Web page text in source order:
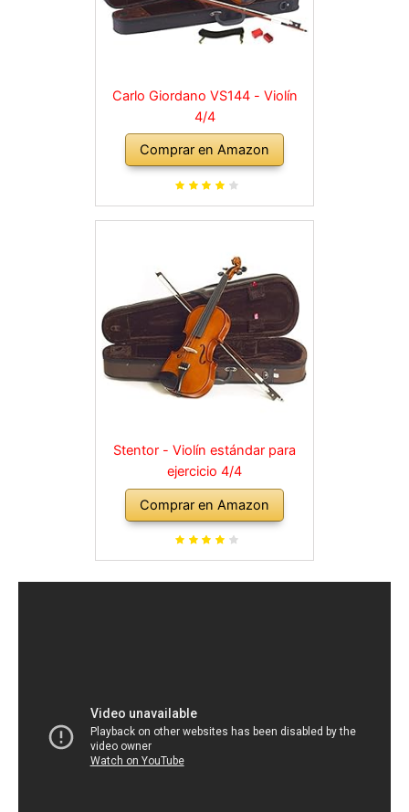
Carlo Giordano VS144 - Violín
4/4
Comprar en Amazon
Stentor - Violín estándar para
ejercicio 4/4
Comprar en Amazon